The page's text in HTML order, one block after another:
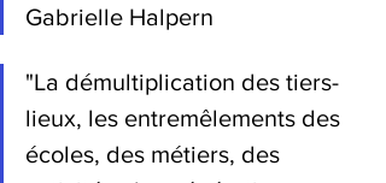
Gabrielle Halpern
"La démultiplication des tiers-
lieux, les entremêlements des
écoles, des métiers, des